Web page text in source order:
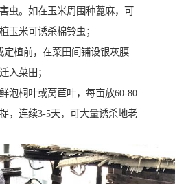
虫。如在玉米周围种蓖麻，可
玉米可诱杀棉铃虫；
定植前，在菜田间铺设银灰膜
入菜田；
泡桐叶或莴苣叶，每亩放60-80
，连续3-5天，可大量诱杀地老